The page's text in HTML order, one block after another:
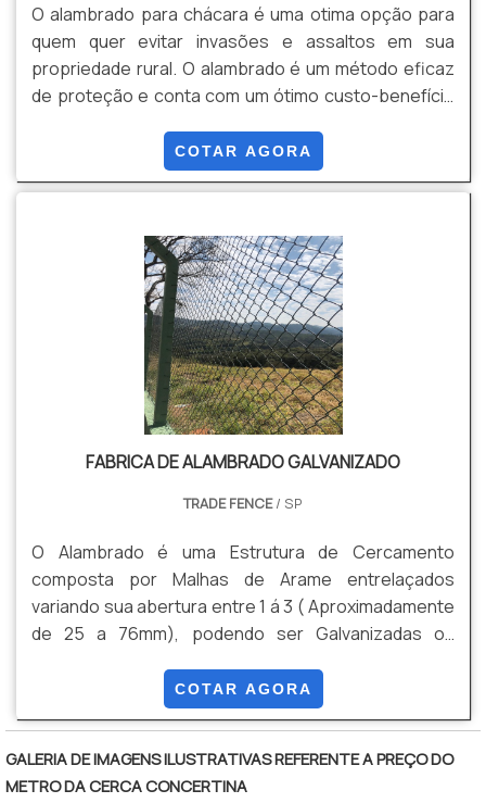
O alambrado para chácara é uma otima opção para
quem quer evitar invasões e assaltos em sua
propriedade rural. O alambrado é um método eficaz
de proteção e conta com um ótimo custo-benefício
possuam grande espaço, e pode ser encontrado em
empresas de Jundiai e Itu.Este tipo de cerca é muito
e fazendas, principalmente por ser um produto com
longa durabilidade e pela economia que proporciona
COTAR AGORA
FABRICA DE ALAMBRADO GALVANIZADO
TRADE FENCE/ SP
O Alambrado é uma Estrutura de Cercamento
composta por Malhas de Arame entrelaçados
variando sua abertura entre 1 á 3 ( Aproximadamente
de 25 a 76mm), podendo ser Galvanizadas ou
de suas Vantagens são: Durabilidade , Versatilidade,
Custo Beneficio, Facilidade de Instalação, entre
COTAR AGORA
GALERIA DE IMAGENS ILUSTRATIVAS REFERENTE A PREÇO DO
METRO DA CERCA CONCERTINA